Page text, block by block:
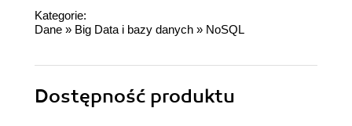
Kategorie:
Dane » Big Data i bazy danych » NoSQL
Dostępność produktu